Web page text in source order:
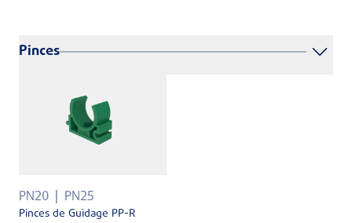
Pinces
PN20 PN25
Pinces de Guidage PP-R